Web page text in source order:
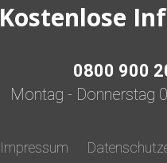
Kostenlose
0800 900
Montag - Donnerstag
Impressum